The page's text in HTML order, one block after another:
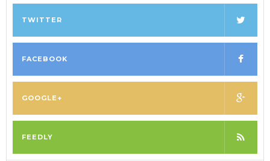
TWITTER
FACEBOOK
GOOGLE+
FEEDLY